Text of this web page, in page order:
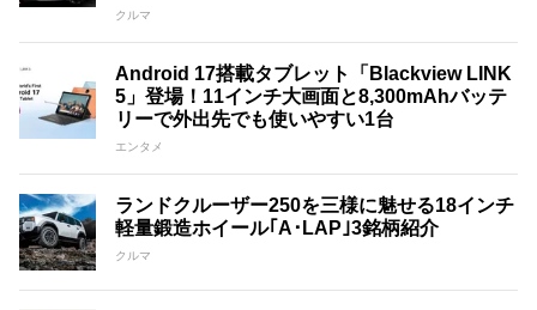
クルマ
Android 17搭載タブレット「Blackview LINK
5」登場！11インチ大画面と8,300mAhバッテ
リーで外出先でも使いやすい1台
エンタメ
ランドクルーザー250を三様に魅せる18インチ
軽量鍛造ホイール｢A･LAP｣3銘柄紹介
クルマ